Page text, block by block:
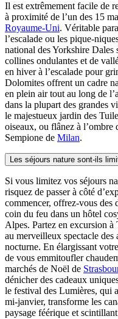
Il est extrêmement facile de
à proximité de l’un des 15
Royaume-Uni. Véritable
l’escalade ou les pique-
national des Yorkshire Dales
collines ondulantes et de
en hiver à l’escalade pour
Dolomites offrent un cadre
en plein air tout au long de
dans la plupart des grandes
le majestueux jardin des
oiseaux, ou flânez à l’ombre
Sempione de Milan.
Les séjours nature sont-ils
Si vous limitez vos séjours
risquez de passer à côté
commencer, offrez-vous des
coin du feu dans un hôtel
Alpes. Partez en excursion
au merveilleux spectacle
nocturne. En élargissant
de vous emmitoufler
marchés de Noël de
dénicher des cadeaux
le festival des Lumières, qui
mi-janvier, transforme les
paysage féérique et